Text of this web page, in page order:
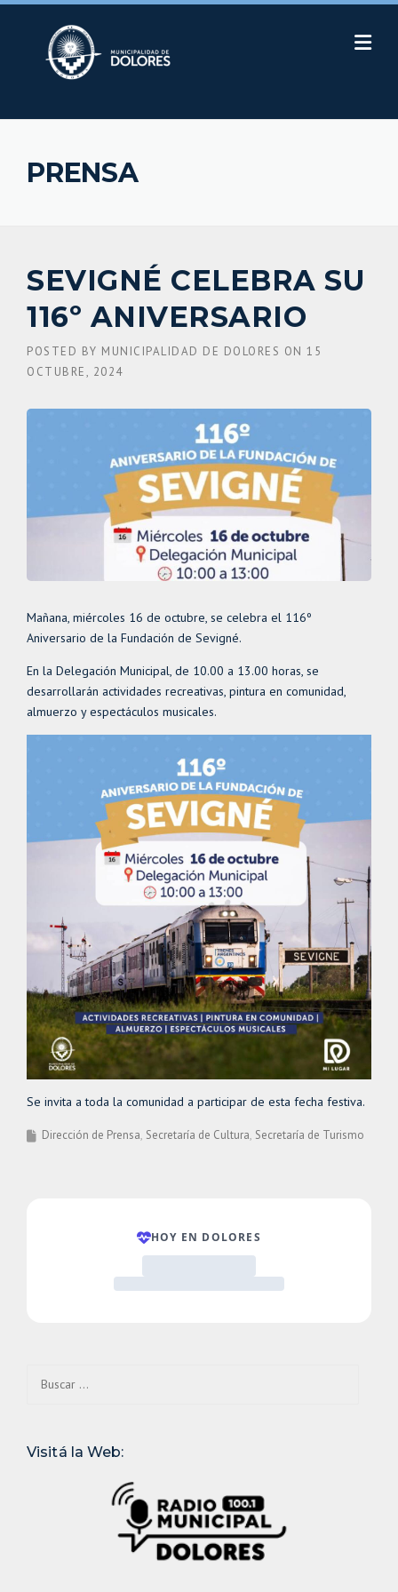
Skip
PRENSA
SEVIGNÉ CELEBRA SU
116º ANIVERSARIO
POSTED BY MUNICIPALIDAD DE DOLORES ON 15
OCTUBRE, 2024
Mañana, miércoles 16 de octubre, se celebra el 116º
Aniversario de la Fundación de Sevigné.
En la Delegación Municipal, de 10.00 a 13.00 horas, se
desarrollarán actividades recreativas, pintura en comunidad,
almuerzo y espectáculos musicales.
Se invita a toda la comunidad a participar de esta fecha festiva.
Dirección de Prensa Secretaría de Cultura Secretaría de Turismo
Visitá la Web: